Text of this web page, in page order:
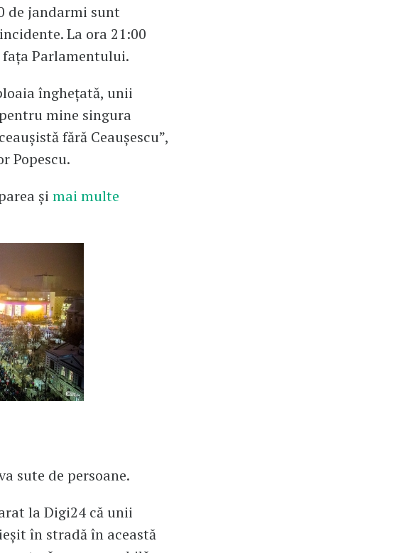
de jandarmi sunt
La ora 21:00
Parlamentului.
înghețată, unii
mine singura
fără Ceaușescu”,
Popescu.
și mai multe
sute de persoane.
la Digi24 că unii
în stradă în această